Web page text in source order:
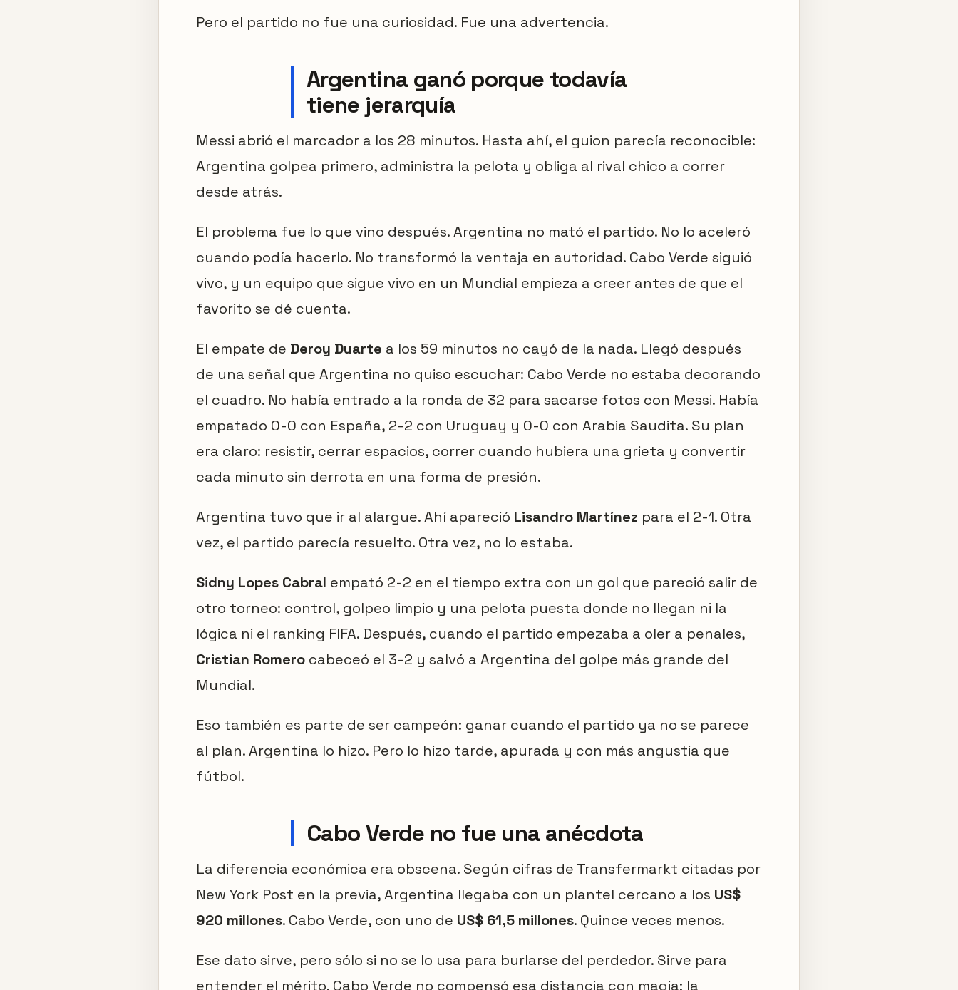
Pero el partido no fue una curiosidad. Fue una advertencia.
Argentina ganó porque todavía
tiene jerarquía
Messi abrió el marcador a los 28 minutos. Hasta ahí, el guion parecía reconocible:
Argentina golpea primero, administra la pelota y obliga al rival chico a correr
desde atrás.
El problema fue lo que vino después. Argentina no mató el partido. No lo aceleró
cuando podía hacerlo. No transformó la ventaja en autoridad. Cabo Verde siguió
vivo, y un equipo que sigue vivo en un Mundial empieza a creer antes de que el
favorito se dé cuenta.
El empate de Deroy Duarte a los 59 minutos no cayó de la nada. Llegó después
de una señal que Argentina no quiso escuchar: Cabo Verde no estaba decorando
el cuadro. No había entrado a la ronda de 32 para sacarse fotos con Messi. Había
empatado 0-0 con España, 2-2 con Uruguay y 0-0 con Arabia Saudita. Su plan
era claro: resistir, cerrar espacios, correr cuando hubiera una grieta y convertir
cada minuto sin derrota en una forma de presión.
Argentina tuvo que ir al alargue. Ahí apareció Lisandro Martínez para el 2-1. Otra
vez, el partido parecía resuelto. Otra vez, no lo estaba.
Sidny Lopes Cabral empató 2-2 en el tiempo extra con un gol que pareció salir de
otro torneo: control, golpeo limpio y una pelota puesta donde no llegan ni la
lógica ni el ranking FIFA. Después, cuando el partido empezaba a oler a penales,
Cristian Romero cabeceó el 3-2 y salvó a Argentina del golpe más grande del
Mundial.
Eso también es parte de ser campeón: ganar cuando el partido ya no se parece
al plan. Argentina lo hizo. Pero lo hizo tarde, apurada y con más angustia que
fútbol.
Cabo Verde no fue una anécdota
La diferencia económica era obscena. Según cifras de Transfermarkt citadas por
New York Post en la previa, Argentina llegaba con un plantel cercano a los US$
920 millones. Cabo Verde, con uno de US$ 61,5 millones. Quince veces menos.
Ese dato sirve, pero sólo si no se lo usa para burlarse del perdedor. Sirve para
entender el mérito. Cabo Verde no compensó esa distancia con magia: la